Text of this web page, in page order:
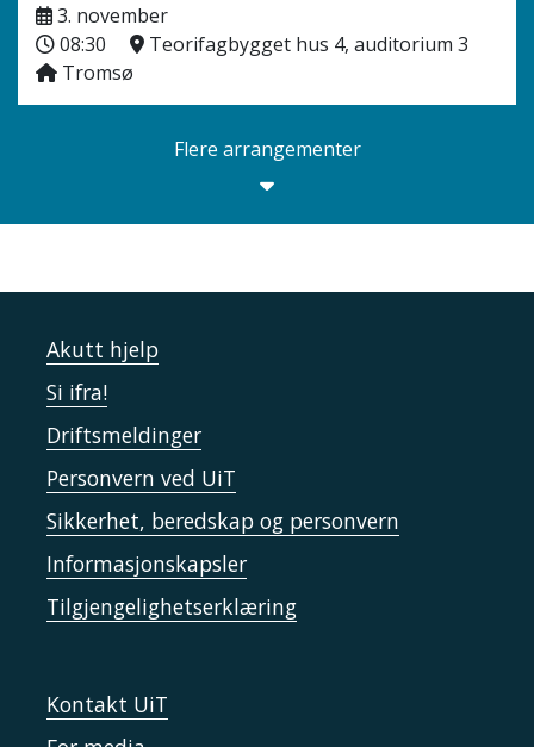
3. november
08:30
Teorifagbygget hus 4, auditorium 3
Tromsø
Flere arrangementer
Akutt hjelp
Si ifra!
Driftsmeldinger
Personvern ved UiT
Sikkerhet, beredskap og personvern
Informasjonskapsler
Tilgjengelighetserklæring
Kontakt UiT